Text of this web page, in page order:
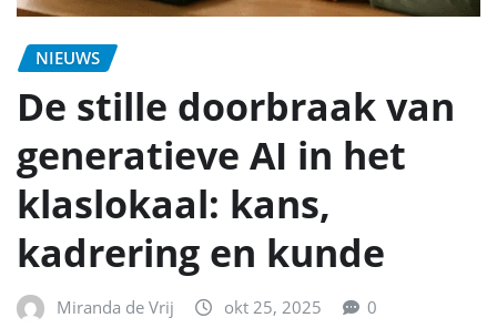
NIEUWS
De stille doorbraak van
generatieve AI in het
klaslokaal: kans,
kadrering en kunde
Miranda de Vrij okt 25, 2025 0